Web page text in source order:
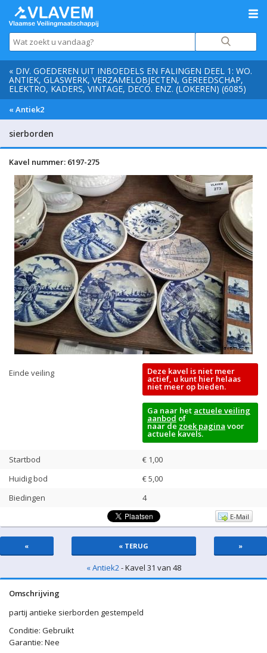
« DIV. GOEDEREN UIT INBOEDELS EN FALINGEN DEEL 1: WO.
ANTIEK, GLASWERK, VERZAMELOBJECTEN, GEREEDSCHAP,
ELEKTRO, KADERS, VINTAGE, DECO. ENZ. (LOKEREN) (6085)
« Antiek2
sierborden
Kavel nummer: 6197-275
Einde veiling Deze kavel is niet meer
actief, u kunt hier helaas
niet meer op bieden.
Ga naar het actuele veiling
aanbod of
naar de zoek pagina voor
actuele kavels.
Startbod
€ 1,00
Huidig bod
€5,00
Biedingen
4
E-Mail
« « TERUG »
« Antiek2- Kavel 31 van 48
Omschrijving
partij antieke sierborden gestempeld
Conditie: Gebruikt
Garantie: Nee